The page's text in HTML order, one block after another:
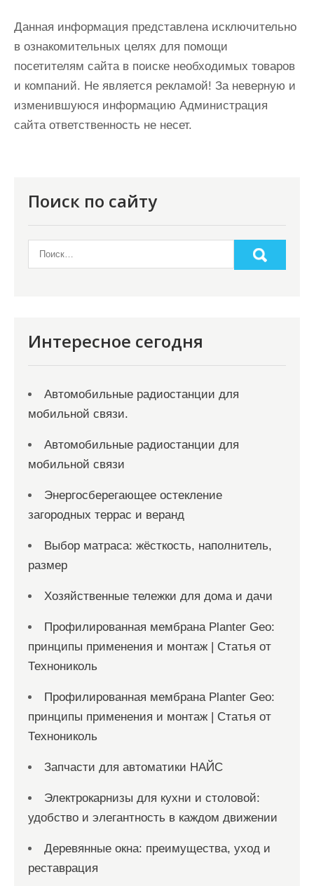
Данная информация представлена исключительно
в ознакомительных целях для помощи
посетителям сайта в поиске необходимых товаров
и компаний. Не является рекламой! За неверную и
изменившуюся информацию Администрация
сайта ответственность не несет.
Поиск по сайту
Интересное сегодня
Автомобильные радиостанции для
мобильной связи.
Автомобильные радиостанции для
мобильной связи
Энергосберегающее остекление
загородных террас и веранд
Выбор матраса: жёсткость, наполнитель,
размер
Хозяйственные тележки для дома и дачи
Профилированная мембрана Planter Geo:
принципы применения и монтаж | Статья от
Технониколь
Профилированная мембрана Planter Geo:
принципы применения и монтаж | Статья от
Технониколь
Запчасти для автоматики НАЙС
Электрокарнизы для кухни и столовой:
удобство и элегантность в каждом движении
Деревянные окна: преимущества, уход и
реставрация